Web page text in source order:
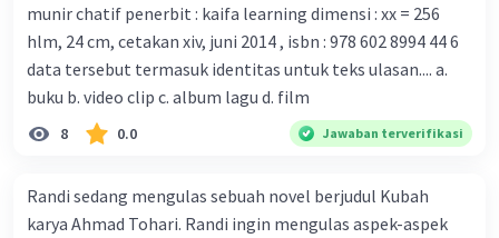
tersebut. B. Para ilmuan perlu segera mempelajari virus
corona yang menjadi masalah besar bagi kesehatan dunia
karena persebarannya sangat cepat. C. Masyarakat perlu
mawas diri dan menjaga kesehatan dalam menghadapi
serangan virus corona yang mulai menyebar di Indonesia,
D. Virus corona menjadi masalah besar bagi kesehatan
munir chatif penerbit : kaifa learning dimensi : xx = 256
hlm, 24 cm, cetakan xiv, juni 2014 , isbn : 978 602 8994 44 6
data tersebut termasuk identitas untuk teks ulasan.... a.
buku b. video clip c. album lagu d. film
8 0.0 Jawaban terverifikasi
Randi sedang mengulas sebuah novel berjudul Kubah
karya Ahmad Tohari. Randi ingin mengulas aspek-aspek